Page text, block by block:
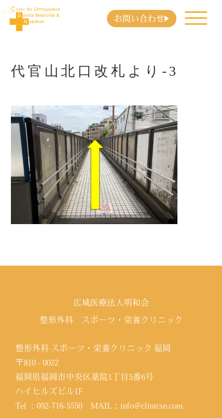
お問い合わせ
代官山北口改札より-3
広域医療法人明和会
整形外科 スポーツ・栄養クリニック
整形外科 スポーツ・栄養クリニック 福岡
〒810 - 0022
福岡県福岡市中央区薬院1丁目5番6号
ハイヒルズビル1F
Tel ：092-716-5550 MAIL：info@clinicsn.com